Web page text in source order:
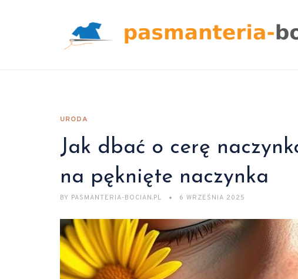
URODA
Jak dbać o cerę
na pęknięte naczynka
BY PASMANTERIA-BOCIAN.PL 6 WRZEŚNIA 2025